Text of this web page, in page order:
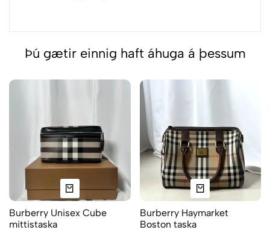
Þú gætir einnig haft áhuga á þessum
Burberry Unisex Cube
mittistaska
Burberry Haymarket
Boston taska